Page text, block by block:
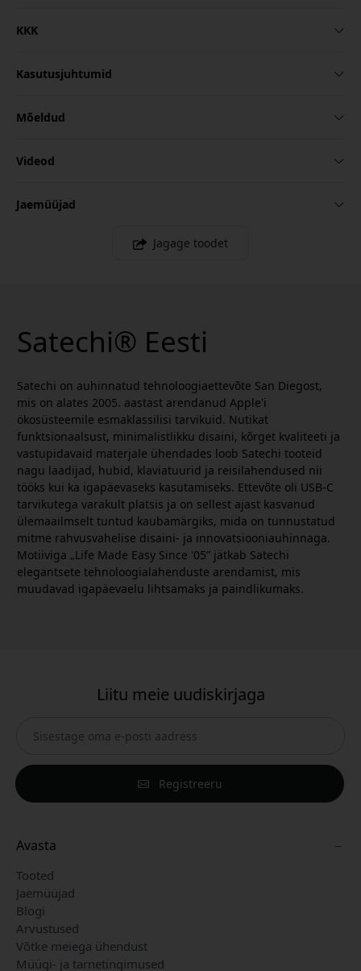
KKK
Kasutusjuhtumid
Mõeldud
Videod
Jaemüüjad
Jagage toodet
Satechi® Eesti
Satechi on auhinnatud tehnoloogiaettevõte San Diegost,
mis on alates 2005. aastast arendanud Apple'i
ökosüsteemile esmaklassilisi tarvikuid. Nutikat
funktsionaalsust, minimalistlikku disaini, kõrget kvaliteeti ja
vastupidavaid materjale ühendades loob Satechi tooteid
nagu laadijad, hubid, klaviatuurid ja reisilahendused nii
tööks kui ka igapäevaseks kasutamiseks. Ettevõte oli USB-C
tarvikutega varakult platsis ja on sellest ajast kasvanud
ülemaailmselt tuntud kaubamärgiks, mida on tunnustatud
mitme rahvusvahelise disaini- ja innovatsiooniauhinnaga.
Motiiviga „Life Made Easy Since '05” jätkab Satechi
elegantsete tehnoloogialahenduste arendamist, mis
muudavad igapäevaelu lihtsamaks ja paindlikumaks.
Liitu meie uudiskirjaga
Registreeru
Avasta
Tooted
Jaemüüjad
Blogi
Arvustused
Võtke meiega ühendust
Müügi- ja tarnetingimused